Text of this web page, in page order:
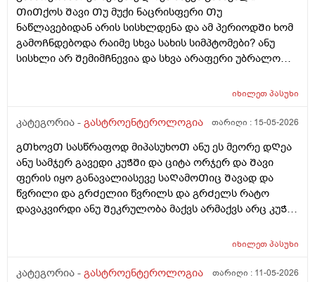
ვარ ხოლმე. რატომ?
ᲗიᲗქოს Შავი Თუ მუქი ნაცრისფერი Თუ
ნაწლავებიდან არის სისხლდენა და ამ პერიოდᲨი ხომ
გამოᲩნდებოდა რაიმე სხვა სახის სიმპტომები? ანუ
სისხლი არ ᲨემიმᲩნევია და სხვა არაფერი უბრალოდ
ᲨეიᲫლება იყოს ფერის ცვლილება ? იმიტორო ამ
განავალი და კუᲭᲨი გასვლიᲗ წვრილად გავდივარ და
მოქმედებს და რომ ვᲨარდავ სწორ ნაწლავᲨი ᲗიᲗქოს
ვგრდზნობ რომ რაგაც მაწვება დაა ᲨარსვიᲗ ცოტას
ვᲨარდავ არის Შარდვა ამასᲗან რაიმე კავᲨირᲨი?
ლაქტო ჯ ს ვსვავ და რავი მიᲨველისამაზე? 4დᲦეა
ვსვავდა ისევ ისე ვარ წამალს მსგავს არაფერს არ
იხილეთპასუხი
კატეგორია - გასტროენტეროლოგია თარიღი : 15-05-2026
გᲗხოვᲗ სასწრაფოდ მიპასუხოᲗ ანუ ეს მეორე დᲦეა
ანუ სამჯერ გავედი კუᲭᲨი და ციტა ორჯერ და Შავი
ფერის იყო განავალიასევე საᲦამოᲗიც Შავად და
წვრილი და გრᲫელიი წვრილს და გრᲫელს რატო
დავაკვირდი ანუ Შეკრულობა მაქვს არმაქვს არც კუᲭის
და არ მიᲭამია ისეᲗიარაფერი ეს ფერირო მიცემოდა
წყლული ან სისხლდენა ან სწორი მსხვილი
იხილეთპასუხი
კატეგორია - გასტროენტეროლოგია თარიღი : 11-05-2026